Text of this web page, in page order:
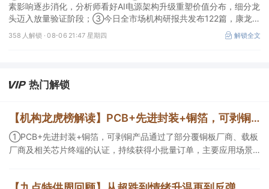
素影响逐步消化，分析师看好AI电源架构升级重塑价值分布，细分龙
头迈入放量验证阶段；③今日全市场机构研报共发布122篇，康龙化
成、江淮汽车评级得到上调，9家公司获得首度覆盖，其中乔锋智能
获新财富分析师深度覆盖；④在个股机构关注度排行中，华峰化学
358 人解锁 ·08-06 21:47 星期四 解锁全文
热门解锁
【机构龙虎榜解读】PCB+先进封装+铜箔，可剥铜产品通过了部分覆铜板厂商、载板厂商及相关芯片终端的认证，持续获得小批量订单，主要应用场景包括芯片封装光模块用PCB，机构大额净买入这家公司
①PCB+先进封装+铜箔，可剥铜产品通过了部分覆铜板厂商、载板
厂商及相关芯片终端的认证，持续获得小批量订单，主要应用场景